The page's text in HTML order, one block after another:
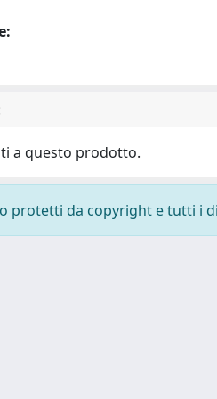
a questo prodotto.
protetti da copyright e tutti i